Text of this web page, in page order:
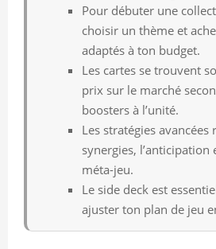
Pour débuter une
choisir un thème et
adaptés à ton budget.
Les cartes se trouvent
prix sur le marché
boosters à l’unité.
Les stratégies avancées
synergies, l’anticipation
méta-jeu.
Le side deck est
ajuster ton plan de jeu